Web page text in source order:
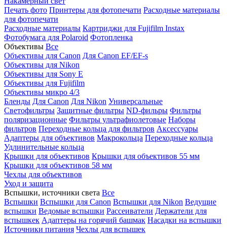
Печать фото Принтеры для фотопечати Расходные материалы
для фотопечати
Расходные материалы Картриджи для Fujifilm Instax
Фотобумага для Polaroid Фотопленка
Объективы Все
Объективы для Canon Для Canon EF/EF-s
Объективы для Nikon
Объективы для Sony E
Объективы для Fujifilm
Объективы микро 4/3
Бленды Для Canon Для Nikon Универсальные
Светофильтры Защитные фильтры ND-фильры Фильтры
поляризационные Фильтры ультрафиолетовые Наборы
фильтров Переходные кольца для фильтров Аксессуары
Адаптеры для объективов Макрокольца Переходные кольца
Удлинительные кольца
Крышки для объективов Крышки для объективов 55 мм
Крышки для объективов 58 мм
Чехлы для объективов
Уход и защита
Вспышки, источники света Все
Вспышки Вспышки для Canon Вспышки для Nikon Ведущие
вспышки Ведомые вспышки Рассеиватели Держатели для
вспышкек Адаптеры на горячий башмак Насадки на вспышки
Источники питания Чехлы для вспышек